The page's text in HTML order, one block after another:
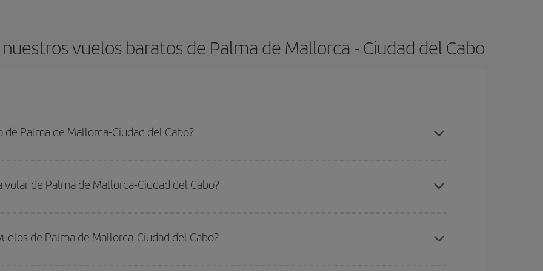
vuelos baratos de Palma de Mallorca - Ciudad del Cabo
Palma de Mallorca-Ciudad del Cabo?
volar de Palma de Mallorca-Ciudad del Cabo?
mostraremos los vuelos más baratos, no solo
para tu consulta, sino para días cercanos
busca en las diferentes opciones de vuelo que te ofrecemos cada día: algunos
de Palma de Mallorca-Ciudad del Cabo?